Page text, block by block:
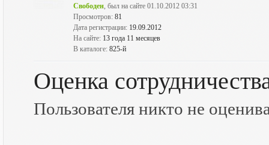
Свободен, был на сайте 01.10.2012 03:31
Просмотров: 81
Дата регистрации: 19.09.2012
На сайте: 13 года 11 месяцев
В каталоге: 825-й
Оценка
Пользователя никто не